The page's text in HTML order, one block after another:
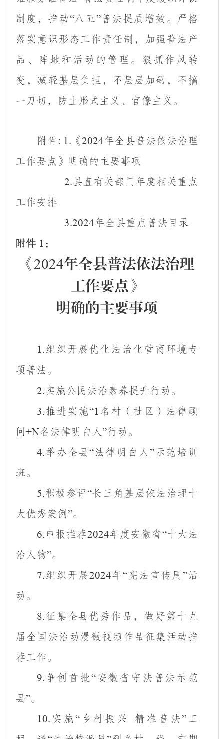
制度，推动“八五”普法提质增效。严格
落实意识形态工作责任制，加强普法产
品、阵地和活动的管理。狠抓作风转
变，减轻基层负担，不层层加码，不搞
一刀切，防止形式主义、官僚主义。
附件: 1. 《2024年全县普法依法治理
工作要点》明确的主要事项
2.县直有关部门年度相关重点
工作安排
3.2024年全县重点普法目录
附件 1 ：
《2024年全县普法依法治理
工作要点》
明确的主要事项
1.组织开展优化法治化营商环境专
项普法。
2.实施公民法治素养提升行动。
3.推进实施“1 名村（社区）法律顾
问+N名法律明白人”行动。
4.举办全县“法律明白人 ”示范培训
班。
5.积极参评“长三角基层依法治理十
大优秀案例”。
6. 申报推荐2024年度安徽省“十大法
治人物”。
7.组织开展2024年“宪法宣传周”活
动。
8.征集全县优秀作品，做好第十九
届全国法治动漫微视频作品征集活动推
荐工作。
9.争创首批“安徽省守法普法示范
县”。
10. 实施 “乡村振兴 精准普法” 工